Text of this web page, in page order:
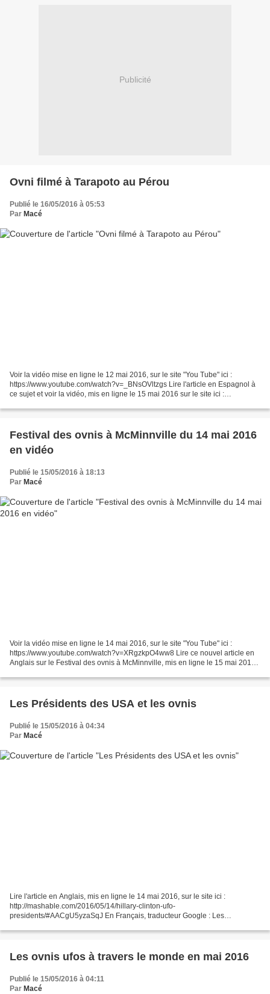
Publicité
Ovni filmé à Tarapoto au Pérou
Publié le 16/05/2016 à 05:53
Par Macé
Voir la vidéo mise en ligne le 12 mai 2016, sur le site "You Tube" ici :
https://www.youtube.com/watch?v=_BNsOVltzgs Lire l'article en Espagnol à
ce sujet et voir la vidéo, mis en ligne le 15 mai 2016 sur le site ici :
en-tarapoto-sorprendio-la-poblacion-video...
Festival des ovnis à McMinnville du 14 mai 2016
en vidéo
Publié le 15/05/2016 à 18:13
Par Macé
Voir la vidéo mise en ligne le 14 mai 2016, sur le site "You Tube" ici :
https://www.youtube.com/watch?v=XRgzkpO4ww8 Lire ce nouvel article en
Anglais sur le Festival des ovnis à McMinnville, mis en ligne le 15 mai 2016 :
Les Présidents des USA et les ovnis
Publié le 15/05/2016 à 04:34
Par Macé
Lire l'article en Anglais, mis en ligne le 14 mai 2016, sur le site ici :
http://mashable.com/2016/05/14/hillary-clinton-ufo-
presidents/#AACgU5yzaSqJ En Français, traducteur Google : Les
Les ovnis ufos à travers le monde en mai 2016
Publié le 15/05/2016 à 04:11
Par Macé